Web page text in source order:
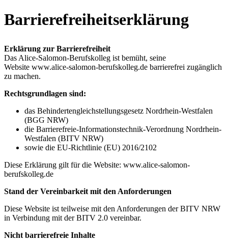
Barrierefreiheitserklärung
Erklärung zur Barrierefreiheit
Das Alice-Salomon-Berufskolleg ist bemüht, seine
Website www.alice-salomon-berufskolleg.de barrierefrei zugänglich
zu machen.
Rechtsgrundlagen sind:
das Behindertengleichstellungsgesetz Nordrhein-Westfalen
(BGG NRW)
die Barrierefreie-Informationstechnik-Verordnung Nordrhein-
Westfalen (BITV NRW)
sowie die EU-Richtlinie (EU) 2016/2102
Diese Erklärung gilt für die Website: www.alice-salomon-
berufskolleg.de
Stand der Vereinbarkeit mit den Anforderungen
Diese Website ist teilweise mit den Anforderungen der BITV NRW
in Verbindung mit der BITV 2.0 vereinbar.
Nicht barrierefreie Inhalte